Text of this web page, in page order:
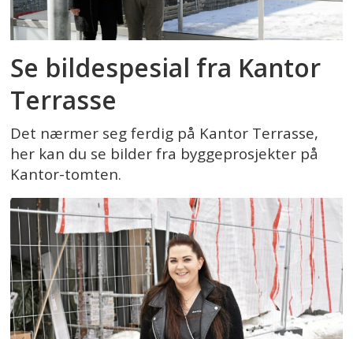
Se bildespesial fra Kantor
Terrasse
Det nærmer seg ferdig på Kantor Terrasse,
her kan du se bilder fra byggeprosjekter på
Kantor-tomten.